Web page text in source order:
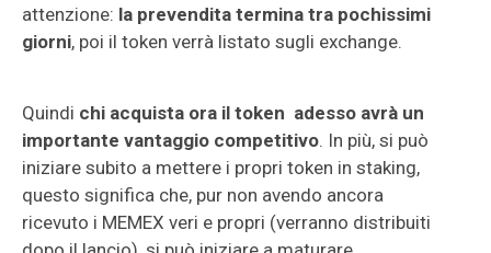
attenzione: la prevendita termina tra pochissimi
giorni, poi il token verrà listato sugli exchange.
Quindi chi acquista ora il token adesso avrà un
importante vantaggio competitivo. In più, si può
iniziare subito a mettere i propri token in staking,
questo significa che, pur non avendo ancora
ricevuto i MEMEX veri e propri (verranno distribuiti